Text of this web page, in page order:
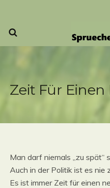
Zeit Für
Man darf niemals „zu spät“
Auch in der Politik ist es nie
Es ist immer Zeit für einen